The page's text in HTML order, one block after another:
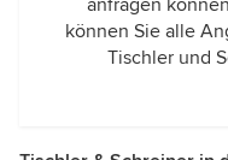
anfragen
können Sie alle
Tischler und